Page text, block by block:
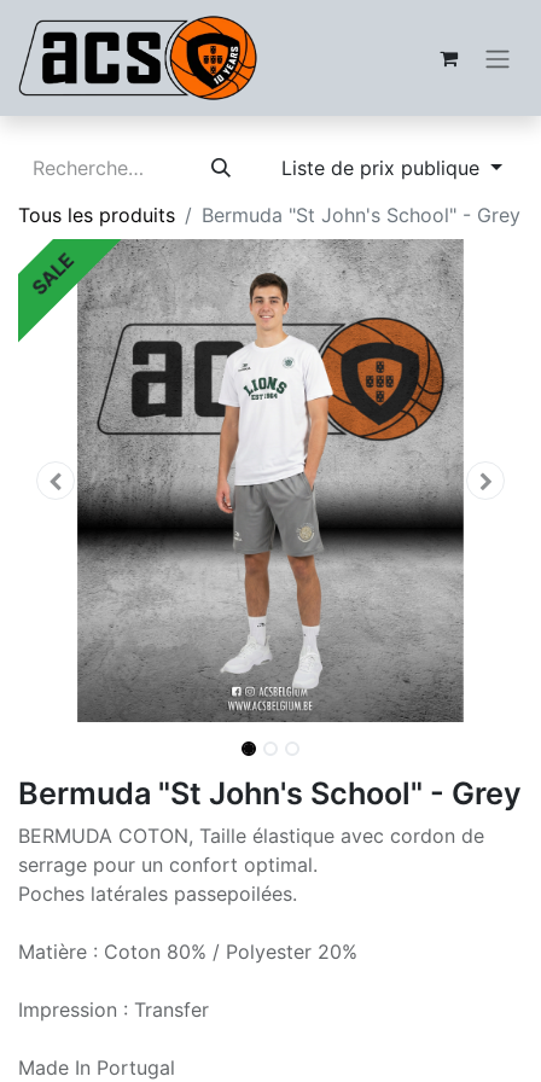
Liste de prix publique
Tous les produits
Bermuda "St John's School" - Grey
SALE
Bermuda "St John's School" - Grey
BERMUDA COTON, Taille élastique avec cordon de
serrage pour un confort optimal.
Poches latérales passepoilées.
Matière : Coton 80% / Polyester 20%
Impression : Transfer
Made In Portugal